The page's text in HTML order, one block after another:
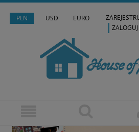
PLN USD EURO
ZALOGUJ